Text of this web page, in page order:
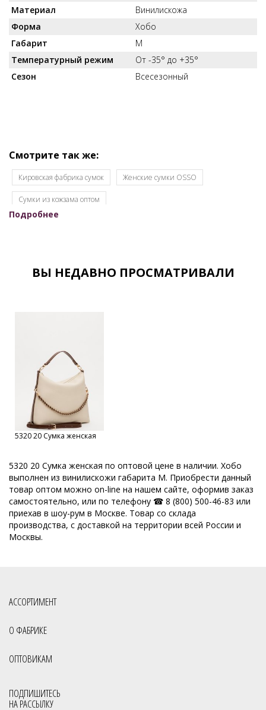
Материал
Винилискожа
Форма
Хобо
Габарит
M
Температурный режим
От -35° до +35°
Сезон
Всесезонный
Смотрите так же:
Кировская фабрика сумок Женские сумки OSSO
Cумки из кожзама оптом
Женские сумки кировского производства
Женские сумки Российской фабрики
Оптовый склад сумок в Москве
Кировские сумки
Сумки от производителя
Оптовая продажа сумок
Кожгалантерейная фабрика Оптовая база сумок
Производитель женских сумок Россия
Производство кожгалантереи Производитель женских сумок
Сумки производство Россия
Молодёжные сумки оптом
Подробнее
ВЫ НЕДАВНО ПРОСМАТРИВАЛИ
5320 20 Сумка женская
5320 20 Сумка женская по оптовой цене в наличии. Хобо
выполнен из винилискожи габарита M. Приобрести данный
товар оптом можно on-line на нашем сайте, оформив заказ
самостоятельно, или по телефону ☎ 8 (800) 500-46-83 или
приехав в шоу-рум в Москве. Товар со склада
производства, с доставкой на территории всей России и
Москвы.
АССОРТИМЕНТ
О ФАБРИКЕ
ОПТОВИКАМ
ПОДПИШИТЕСЬ
НА РАССЫЛКУ